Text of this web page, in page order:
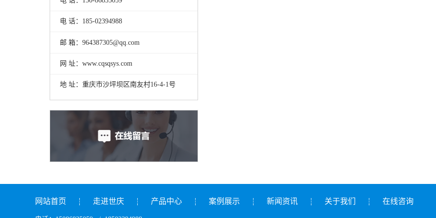
电 话：185-02394988
邮 箱：964387305@qq.com
网 址：www.cqsqsys.com
地 址：重庆市沙坪坝区南友村16-4-1号
网站首页 走进世庆 产品中心 案例展示 新闻资讯 关于我们 在线咨询